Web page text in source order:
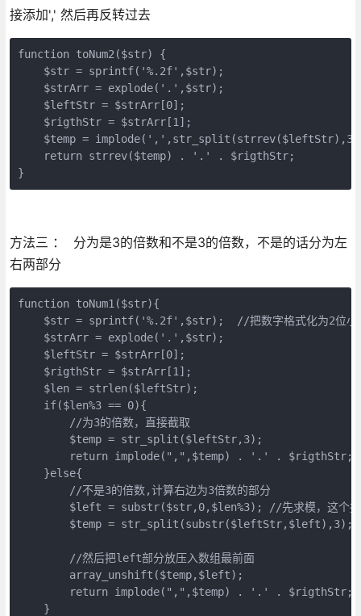
接添加',' 然后再反转过去
function toNum2($str) {
    $str = sprintf('%.2f',$str);
    $strArr = explode('.',$str);
    $leftStr = $strArr[0];
    $rigthStr = $strArr[1];
$temp =
    return strrev($temp) . '.' . $rigthStr;
}
方法三 ： 分为是3的倍数和不是3的倍数，不是的话分为左
右两部分
function toNum1($str){
$str = sprintf('%.2f',$str);  //把数字格式化为2位小
    $strArr = explode('.',$str);
    $leftStr = $strArr[0];
    $rigthStr = $strArr[1];
    $len = strlen($leftStr);
    if($len%3 == 0){
        //为3的倍数，直接截取
        $temp = str_split($leftStr,3);
        return implode(",",$temp) . '.' . $rigthStr;
    }else{
        //不是3的倍数,计算右边为3倍数的部分
$left = substr($str,0,$len%3); //先求模，这个摸
        $temp = str_split(substr($leftStr,$left),3);
        //然后把left部分放压入数组最前面
        array_unshift($temp,$left);
        return implode(",",$temp) . '.' . $rigthStr;
    }